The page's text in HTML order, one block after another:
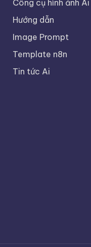
Công cụ hình ảnh Ai
Hướng dẫn
Image Prompt
Template n8n
Tin tức Ai